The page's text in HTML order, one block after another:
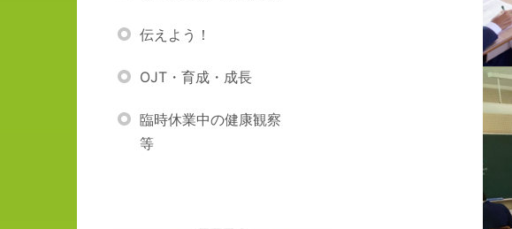
伝えよう！
OJT・育成・成長
臨時休業中の健康観察
等